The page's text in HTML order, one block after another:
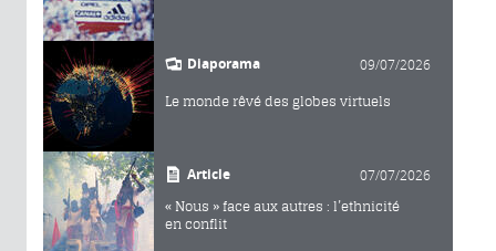
Diaporama 09/07/2026
Le monde rêvé des globes virtuels
Article 07/07/2026
« Nous » face aux autres : l’ethnicité
en conflit